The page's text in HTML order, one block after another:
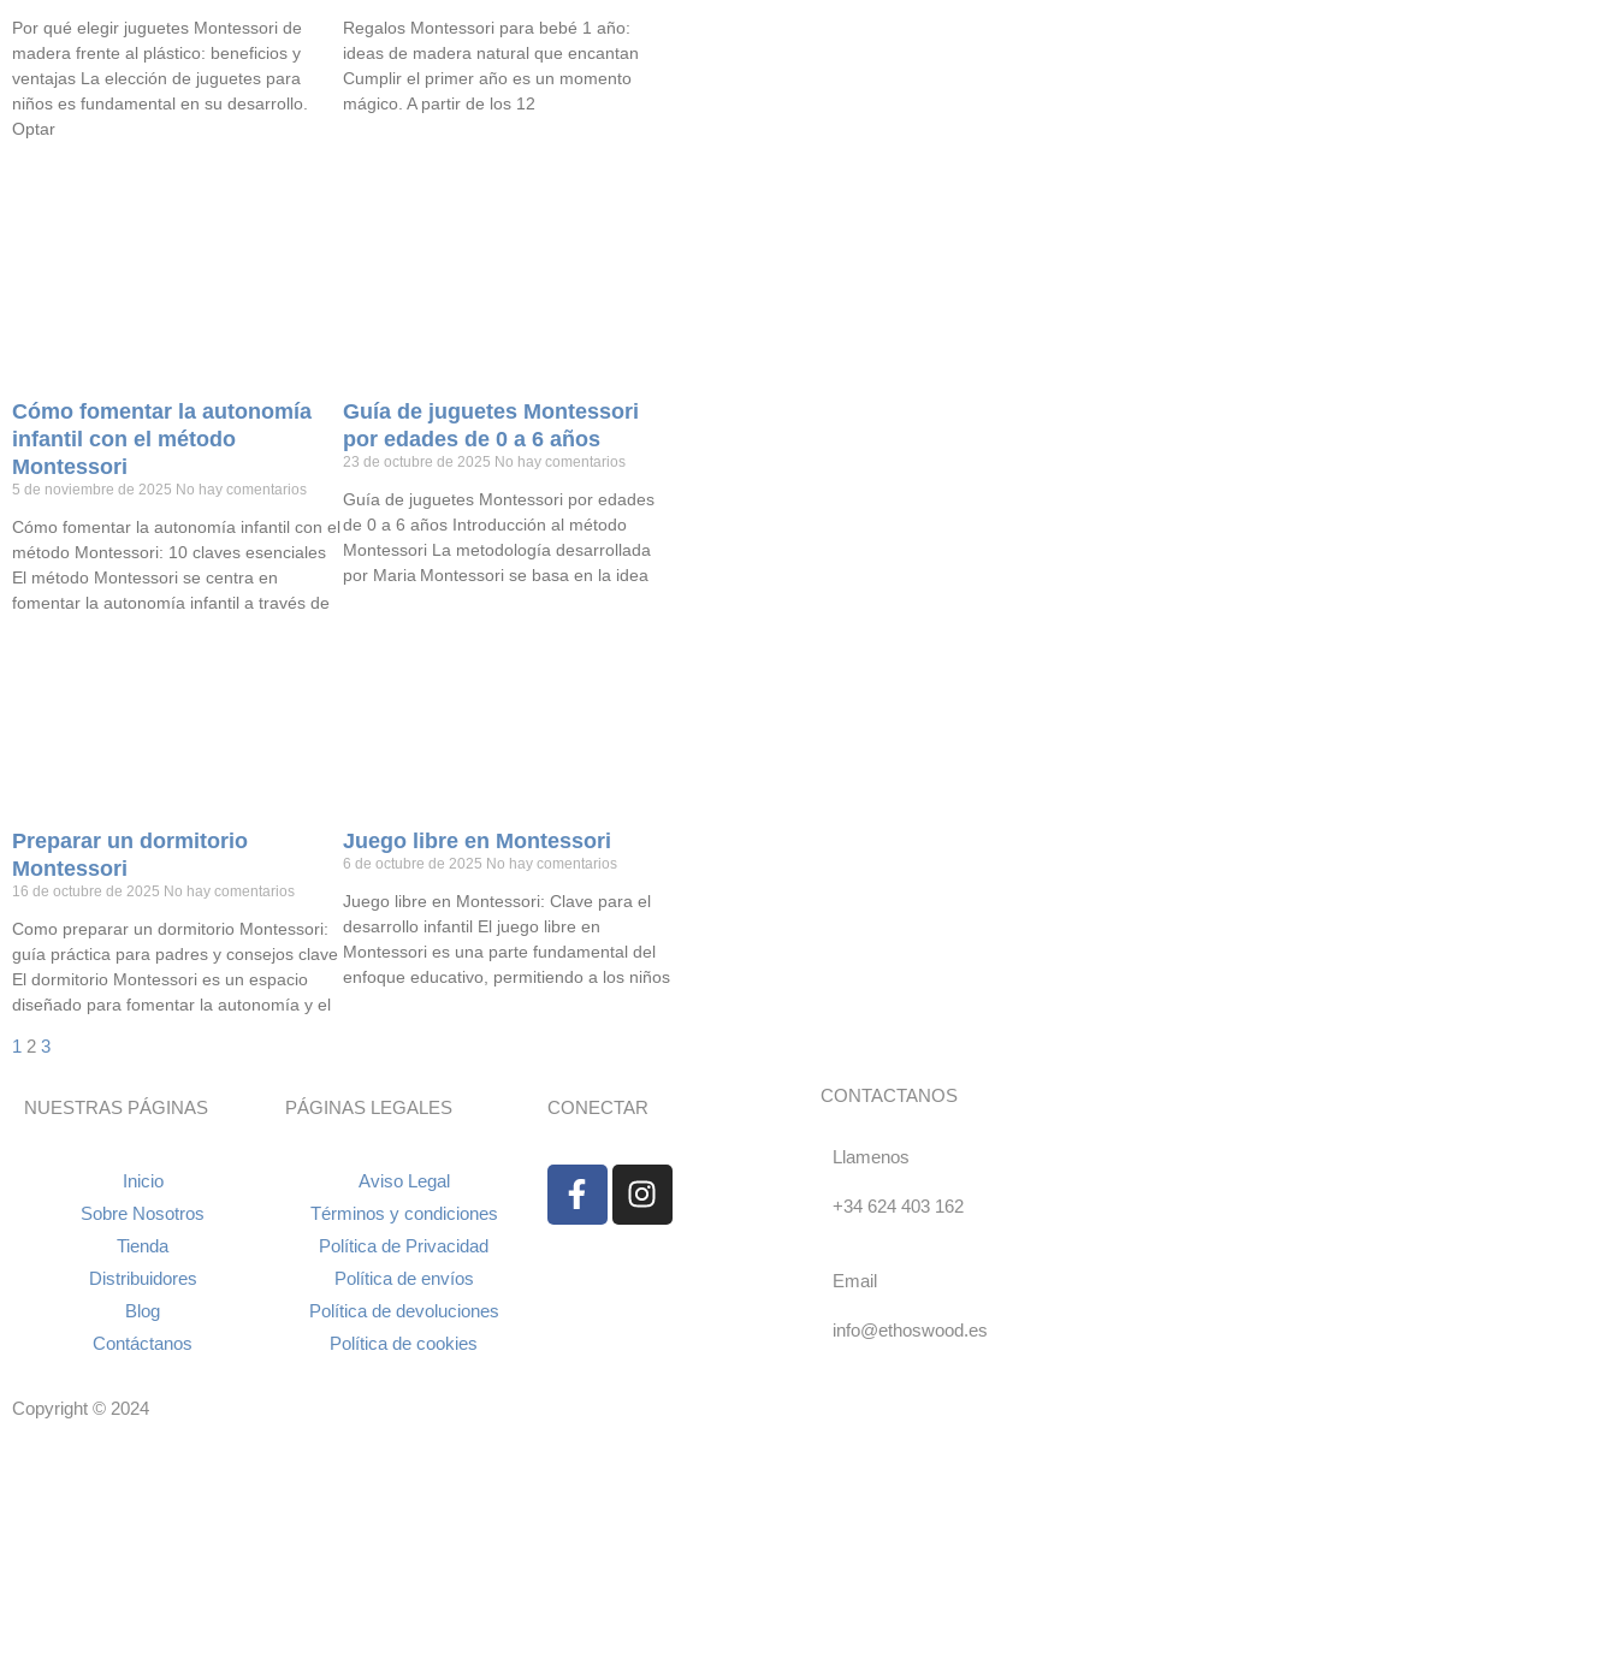
Por qué elegir juguetes Montessori de
madera frente al plástico: beneficios y
ventajas La elección de juguetes para
niños es fundamental en su desarrollo.
Optar
Regalos Montessori para bebé 1 año:
ideas de madera natural que encantan
Cumplir el primer año es un momento
mágico. A partir de los 12
Cómo fomentar la autonomía
infantil con el método
Montessori
5 de noviembre de 2025 No hay comentarios
Cómo fomentar la autonomía infantil con el
método Montessori: 10 claves esenciales
El método Montessori se centra en
fomentar la autonomía infantil a través de
Guía de juguetes Montessori
por edades de 0 a 6 años
23 de octubre de 2025 No hay comentarios
Guía de juguetes Montessori por edades
de 0 a 6 años Introducción al método
Montessori La metodología desarrollada
por Maria Montessori se basa en la idea
Preparar un dormitorio
Montessori
16 de octubre de 2025 No hay comentarios
Como preparar un dormitorio Montessori:
guía práctica para padres y consejos clave
El dormitorio Montessori es un espacio
diseñado para fomentar la autonomía y el
Juego libre en Montessori
6 de octubre de 2025 No hay comentarios
Juego libre en Montessori: Clave para el
desarrollo infantil El juego libre en
Montessori es una parte fundamental del
enfoque educativo, permitiendo a los niños
1 2 3
NUESTRAS PÁGINAS
Inicio
Sobre Nosotros
Tienda
Distribuidores
Blog
Contáctanos
PÁGINAS LEGALES
Aviso Legal
Términos y condiciones
Política de Privacidad
Política de envíos
Política de devoluciones
Política de cookies
CONECTAR
CONTACTANOS
Llamenos
+34 624 403 162
Email
info@ethoswood.es
Copyright © 2024